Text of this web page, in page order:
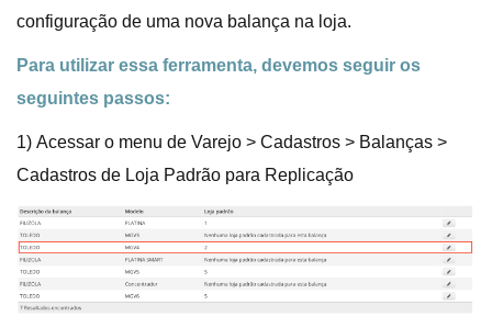
configuração de uma nova balança na loja.
Para utilizar essa ferramenta, devemos seguir os
seguintes passos:
1) Acessar o menu de Varejo > Cadastros > Balanças >
Cadastros de Loja Padrão para Replicação